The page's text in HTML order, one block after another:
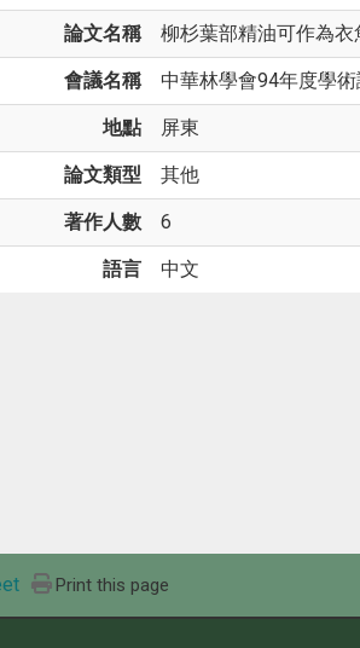
論文名稱 柳杉葉部精油可作為
會議名稱 中華林學會94年度學
地點 屏東
論文類型 其他
著作人數 6
語言 中文
Print this page